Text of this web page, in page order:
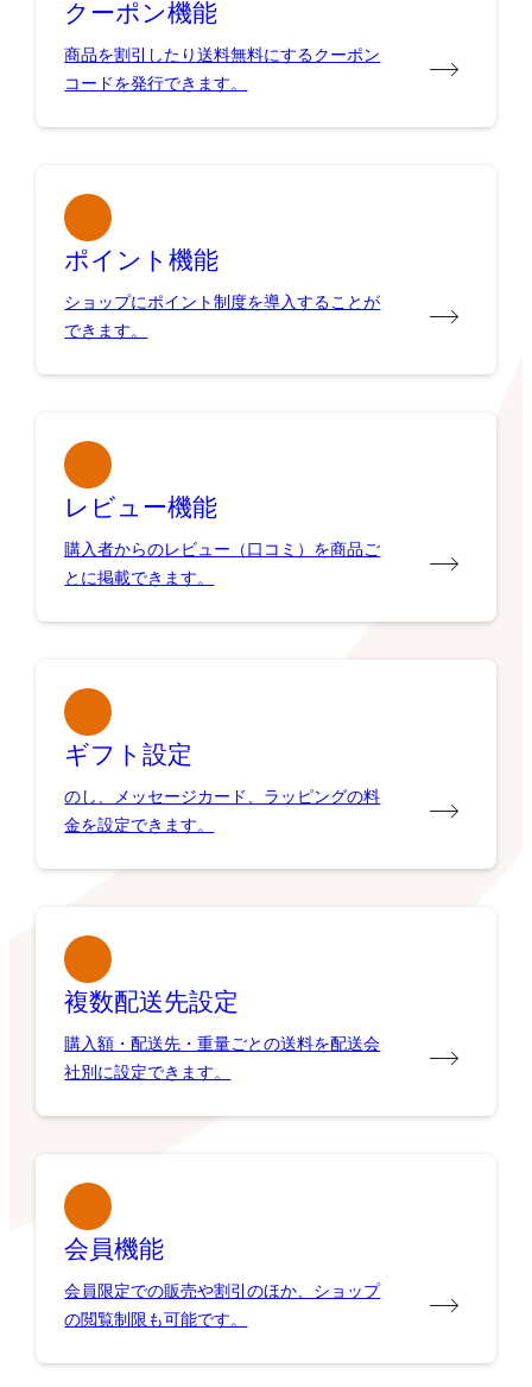
クーポン機能
商品を割引したり送料無料にするクーポン
コードを発行できます。
ポイント機能
ショップにポイント制度を導入することが
できます。
レビュー機能
購入者からのレビュー（口コミ）を商品ご
とに掲載できます。
ギフト設定
のし、メッセージカード、ラッピングの料
金を設定できます。
複数配送先設定
購入額・配送先・重量ごとの送料を配送会
社別に設定できます。
会員機能
会員限定での販売や割引のほか、ショップ
の閲覧制限も可能です。